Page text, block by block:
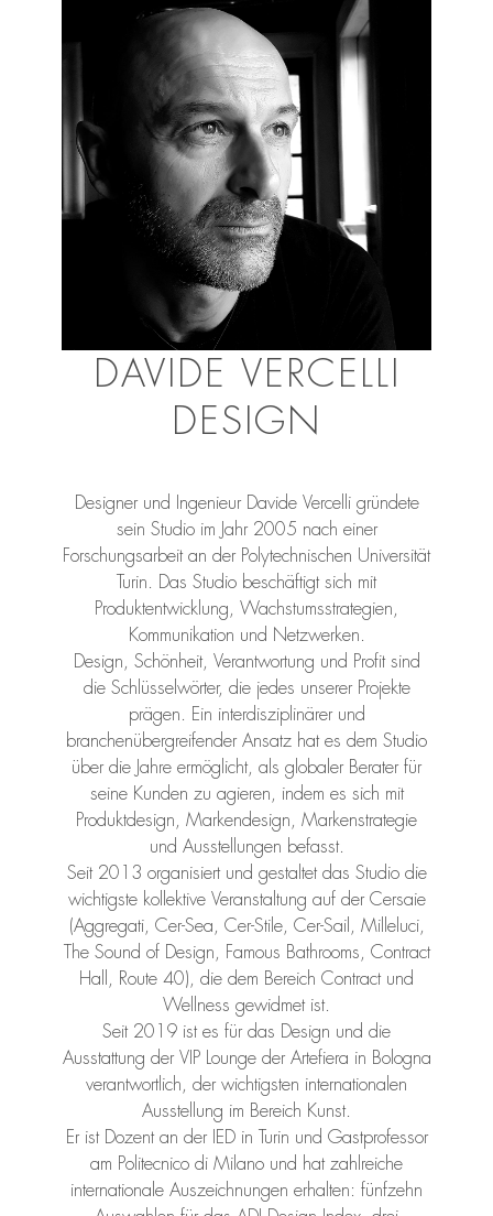
DAVIDE VERCELLI
DESIGN
Designer und Ingenieur Davide Vercelli gründete
sein Studio im Jahr 2005 nach einer
Forschungsarbeit an der Polytechnischen Universität
Turin. Das Studio beschäftigt sich mit
Produktentwicklung, Wachstumsstrategien,
Kommunikation und Netzwerken.
Design, Schönheit, Verantwortung und Profit sind
die Schlüsselwörter, die jedes unserer Projekte
prägen. Ein interdisziplinärer und
branchenübergreifender Ansatz hat es dem Studio
über die Jahre ermöglicht, als globaler Berater für
seine Kunden zu agieren, indem es sich mit
Produktdesign, Markendesign, Markenstrategie
und Ausstellungen befasst.
Seit 2013 organisiert und gestaltet das Studio die
wichtigste kollektive Veranstaltung auf der Cersaie
(Aggregati, Cer-Sea, Cer-Stile, Cer-Sail, Milleluci,
The Sound of Design, Famous Bathrooms, Contract
Hall, Route 40), die dem Bereich Contract und
Wellness gewidmet ist.
Seit 2019 ist es für das Design und die
Ausstattung der VIP Lounge der Artefiera in Bologna
verantwortlich, der wichtigsten internationalen
Ausstellung im Bereich Kunst.
Er ist Dozent an der IED in Turin und Gastprofessor
am Politecnico di Milano und hat zahlreiche
internationale Auszeichnungen erhalten: fünfzehn